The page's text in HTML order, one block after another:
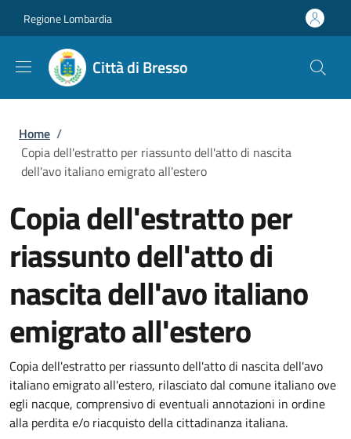
Regione Lombardia
Città di Bresso
Briciole di pane
Home /
Copia dell'estratto per riassunto dell'atto di nascita
dell'avo italiano emigrato all'estero
Copia dell'estratto per
riassunto dell'atto di
nascita dell'avo italiano
emigrato all'estero
Copia dell'estratto per riassunto dell'atto di nascita dell'avo
italiano emigrato all'estero, rilasciato dal comune italiano ove
egli nacque, comprensivo di eventuali annotazioni in ordine
alla perdita e/o riacquisto della cittadinanza italiana.